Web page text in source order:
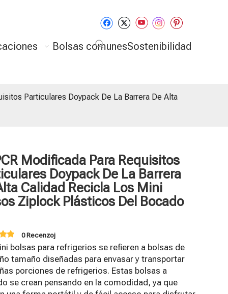
Bolsas comunesSostenibilidad
Particulares Doypack De La Barrera De Alta
Modificada Para Requisitos
Doypack De La Barrera
Calidad Recicla Los Mini
Ziplock Plásticos Del Bocado
0 Recenzoj
bolsas para refrigerios se refieren a bolsas de
tamaño diseñadas para envasar y transportar
porciones de refrigerios. Estas bolsas a
se crean pensando en la comodidad, ya que